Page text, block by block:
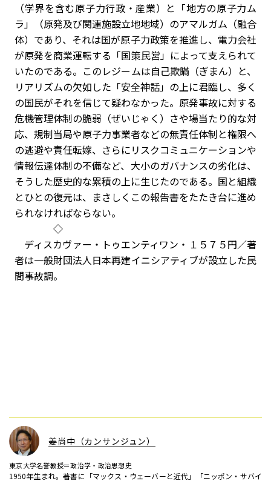
（学界を含む原子力行政・産業）と「地方の原子力ム
ラ」（原発及び関連施設立地地域）のアマルガム（融合
体）であり、それは国が原子力政策を推進し、電力会社
が原発を商業運転する「国策民営」によって支えられて
いたのである。このレジームは自己欺瞞（ぎまん）と、
リアリズムの欠如した「安全神話」の上に君臨し、多く
の国民がそれを信じて疑わなかった。原発事故に対する
危機管理体制の脆弱（ぜいじゃく）さや場当たり的な対
応、規制当局や原子力事業者などの無責任体制と権限へ
の逃避や責任転嫁、さらにリスクコミュニケーションや
情報伝達体制の不備など、大小のガバナンスの劣化は、
そうした歴史的な累積の上に生じたのである。国と組織
とひとの復元は、まさしくこの報告書をたたき台に進め
られなければならない。
◇
ディスカヴァー・トゥエンティワン・１５７５円／著
者は一般財団法人日本再建イニシアティブが設立した民
間事故調。
姜尚中（カンサンジュン）
東京大学名誉教授＝政治学・政治思想史
1950年生まれ。著書に「マックス・ウェーバーと近代」「ニッポン・サバイ